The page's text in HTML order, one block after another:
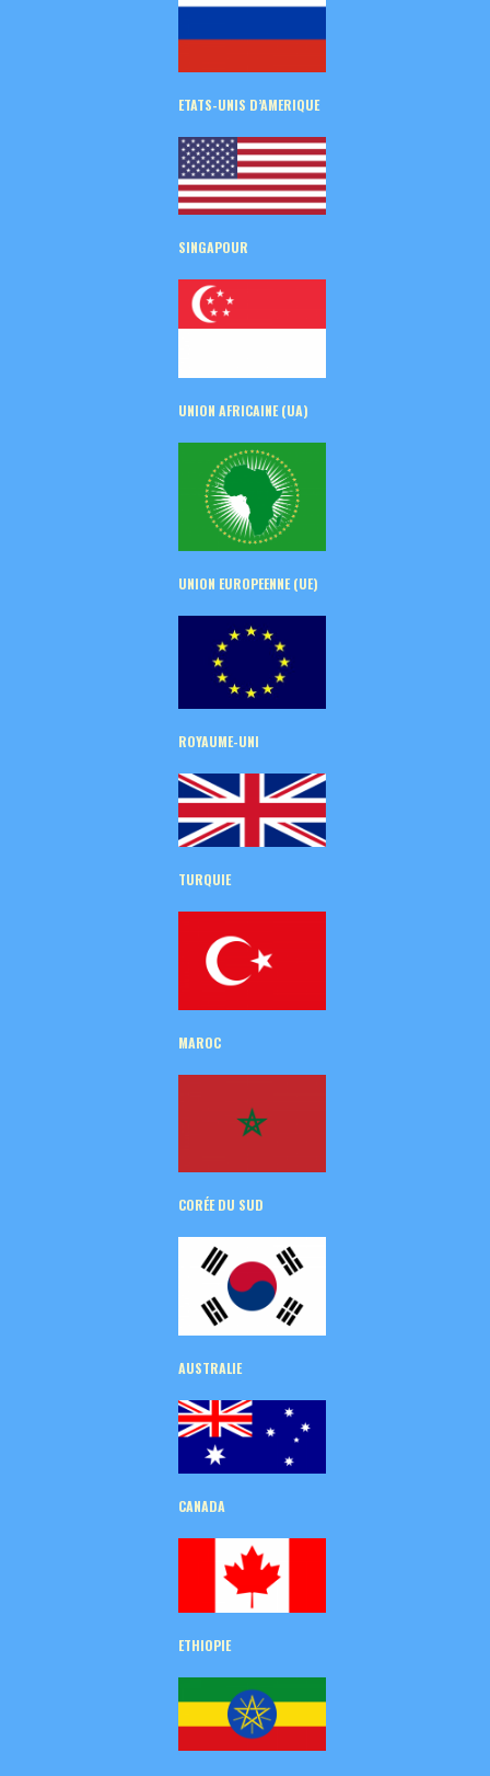
ETATS-UNIS D’AMERIQUE
SINGAPOUR
UNION AFRICAINE (UA)
UNION EUROPEENNE (UE)
ROYAUME-UNI
TURQUIE
MAROC
CORÉEDU SUD
AUSTRALIE
CANADA
ETHIOPIE